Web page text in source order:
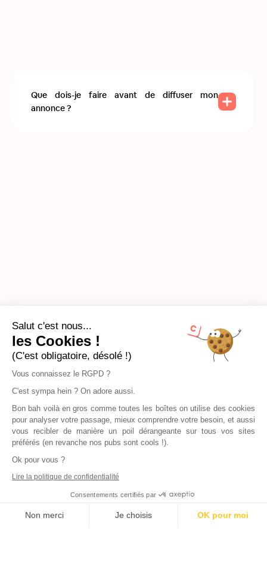
Que dois-je faire avant de diffuser mon
annonce ?
Dois-je payer quelque chose pour la diffusion
ou les visites ?
Salut c'est nous...
les Cookies !
(C'est obligatoire, désolé !)
Vous connaissez le RGPD ?
C'est sympa hein ? On adore aussi.
Bon bah voilà en gros comme toutes les boîtes on utilise des cookies
pour analyser votre passage, mieux comprendre votre besoin, et aussi
vous recibler de manière un poil dérangeante sur tous vos sites
préférés (en revanche nos pubs sont cools !).
Ok pour vous ?
Lire la politique de confidentialité
Consentements certifiés par
Non merci Je choisis
OK pour moi